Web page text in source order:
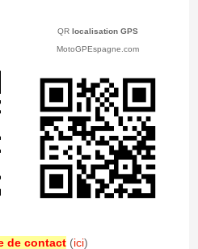
QR localisation GPS
MotoGPEspagne .com
de contact (ici)